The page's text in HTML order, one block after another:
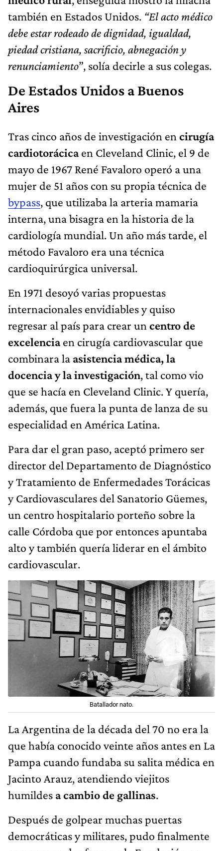
piedad cristiana, sacrificio, abnegación y
renunciamiento”, solía decirle a sus colegas.
De Estados Unidos a Buenos
Aires
Tras cinco años de investigación encirugía
cardiotorácica
mujer de 51 años con su propia técnica de
bypass, que utilizaba la arteria mamaria
interna, una bisagra en la historia de la
cardiología mundial. Un año más tarde, el
método Favaloro era una técnica
cardioquirúrgica universal.
En 1971 desoyó varias propuestas
internacionales envidiables y quiso
excelenciaen cirugía cardiovascular que
combinara laasistencia médica, la
docencia y la investigación, tal como vio
que se hacía en Cleveland Clinic. Y quería,
además, que fuera la punta de lanza de su
especialidad en América Latina.
Para dar el gran paso, aceptó primero ser
director del Departamento de Diagnóstico
y Cardiovasculares del Sanatorio Güemes,
un centro hospitalario porteño sobre la
calle Córdoba que por entonces apuntaba
alto y también quería liderar en el ámbito
cardiovascular.
Batallador nato.
La Argentina de la década del 70 no era la
que había conocido veinte años antes en La
Jacinto Arauz, atendiendo viejitos
humildes a cambio de gallinas.
Después de golpear muchas puertas
democráticas y militares, pudo finalmente
1975, gracias a un combo de donaciones,
subsidios y créditos privados, pero sobre